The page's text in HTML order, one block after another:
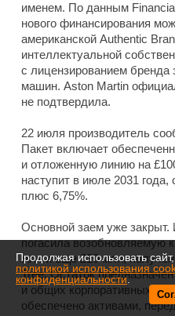
именем. По данным
нового финансирования
американской Authentic
интеллектуальной
с лицензированием бренда
машин. Aston Martin
не подтвердила.
22 июля производитель
Пакет включает
и отложенную линию на
наступит в июле 2031 года,
плюс 6,75%.
Основной заем уже закрыт.
погасила возобновляемую
млн и еще £20 млн,
Tree. Остаток
и общих корпоративных
обеспечено активами,
Продолжая использовать
политикой использования
конфиденциальности.